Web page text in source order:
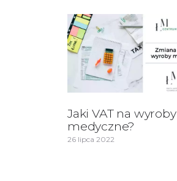
Jaki VAT na wyroby
medyczne?
26 lipca 2022